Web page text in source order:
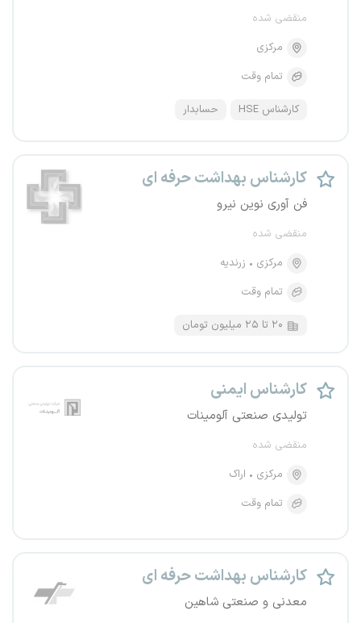
منقضی شده
مرکزی
تمام وقت
کارشناس HSE حسابدار
کارشناس بهداشت حرفه ای
فن آوری نوین نیرو
منقضی شده
مرکزی
زرندیه
تمام وقت
۲۰ تا ۲۵ میلیون تومان
کارشناس ایمنی
تولیدی صنعتی آلومینات
منقضی شده
مرکزی
اراک
تمام وقت
کارشناس بهداشت حرفه ای
معدنی و صنعتی شاهین